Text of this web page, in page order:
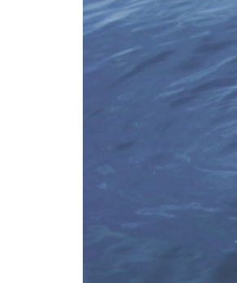
MUTTI ASSUME A
ZANZARE IN
ADDIO BOLLETTE